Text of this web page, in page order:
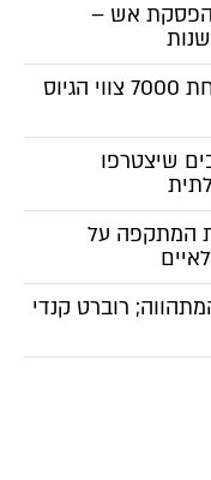
אש –
שר הביטחון החליט לאשר את שליחת 7000 צווי הגיוס
שיצטרפו
המתקפה על
רוברט קנדי